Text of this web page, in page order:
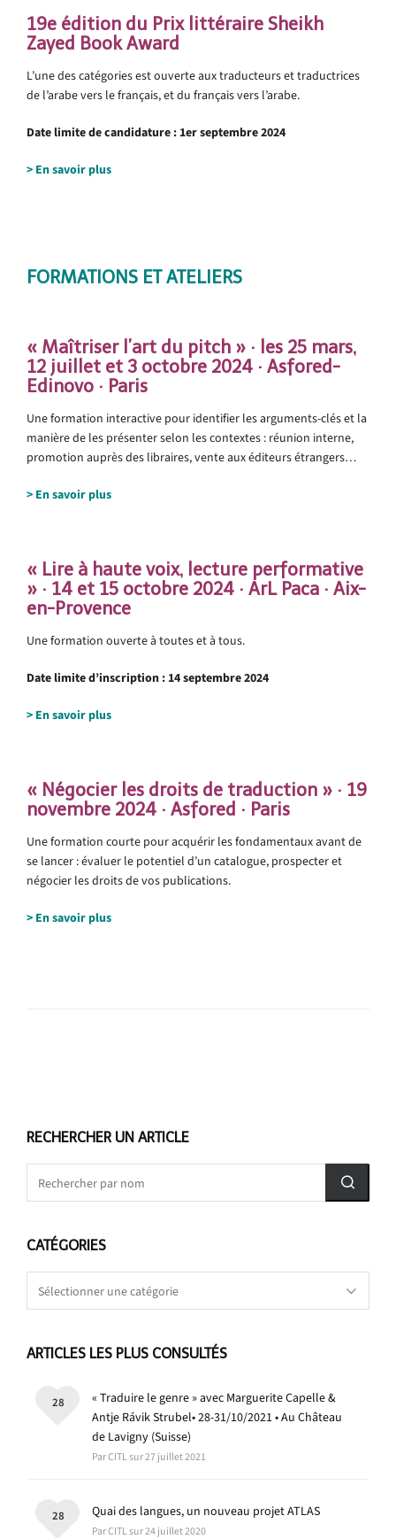
19e édition du Prix littéraire Sheikh
Zayed Book Award
L’une des catégories est ouverte aux traducteurs et traductrices
de l’arabe vers le français, et du français vers l’arabe.
Date limite de candidature : 1er septembre 2024
> En savoir plus
FORMATIONS ET ATELIERS
« Maîtriser l’art du pitch » · les 25 mars,
12 juillet et 3 octobre 2024 · Asfored-
Edinovo · Paris
Une formation interactive pour identifier les arguments-clés et la
manière de les présenter selon les contextes : réunion interne,
promotion auprès des libraires, vente aux éditeurs étrangers…
> En savoir plus
« Lire à haute voix, lecture performative
» · 14 et 15 octobre 2024 · ArL Paca · Aix-
en-Provence
Une formation ouverte à toutes et à tous.
Date limite d’inscription : 14 septembre 2024
> En savoir plus
« Négocier les droits de traduction » · 19
novembre 2024 · Asfored · Paris
Une formation courte pour acquérir les fondamentaux avant de
se lancer : évaluer le potentiel d’un catalogue, prospecter et
négocier les droits de vos publications.
> En savoir plus
RECHERCHER UN ARTICLE
CATÉGORIES
ARTICLES LES PLUS CONSULTÉS
« Traduire le genre » avec Marguerite Capelle &
Antje Rávik Strubel• 28-31/10/2021 • Au Château
de Lavigny (Suisse)
Par CITL sur 27 juillet 2021
28
Quai des langues, un nouveau projet ATLAS
Par CITL sur 24 juillet 2020
28